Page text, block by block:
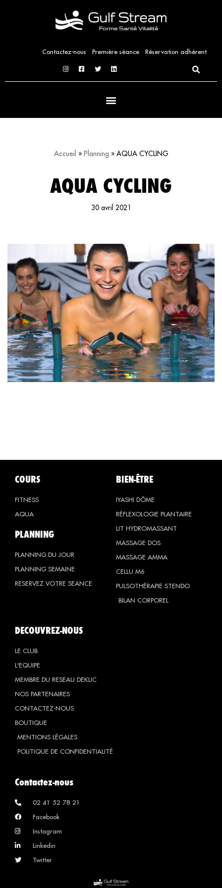
Contactez-nous Première séance Réservation adhérent
Accueil » Planning » AQUA CYCLING
AQUA CYCLING
30 avril 2021
COURS
FITNESS
AQUA
PLANNING
PLANNING DU JOUR
PLANNING SEMAINE
RESERVEZ VOTRE SEANCE
BIEN-ÊTRE
IYASHI DÔME
RÉFLEXOLOGIE PLANTAIRE
LIT HYDROMASSANT
MASSAGE DOS
MASSAGE AMMA
CELLU M6
PULSOTHÉRAPIE STENDO
BILAN CORPOREL
DECOUVREZ-NOUS
LE CLUB
L'EQUIPE
MEMBRE DU RESEAU DEKLIC
NOS PARTENAIRES
CONTACTEZ-NOUS
BOUTIQUE
MENTIONS LÉGALES
POLITIQUE DE CONFIDENTIALITÉ
Contactez-nous
02 41 52 78 21
Facebook
Instagram
Linkedin
Twitter